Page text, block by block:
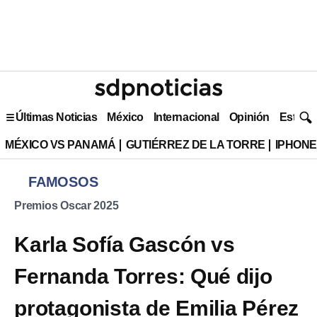
Últimas Noticias México Internacional Opinión Estilo
MÉXICO VS PANAMÁ GUTIÉRREZ DE LA TORRE
FAMOSOS
Premios Oscar 2025
Karla Sofía Gascón vs
Fernanda Torres: Qué dijo
protagonista de Emilia Pérez